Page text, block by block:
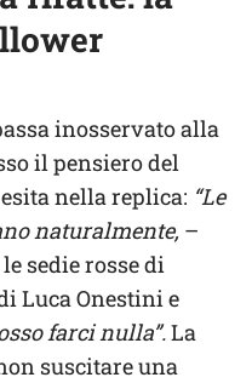
inosservato alla
il pensiero del
nella replica: “Le
naturalmente, –
sedie rosse di
Luca Onestini e
farci nulla”.La
suscitare una